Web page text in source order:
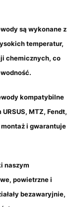
są wykonane z
temperatur,
chemicznych, co
kompatybilne
MTZ, Fendt,
i gwarantuje
naszym
powietrzne i
bezawaryjnie,